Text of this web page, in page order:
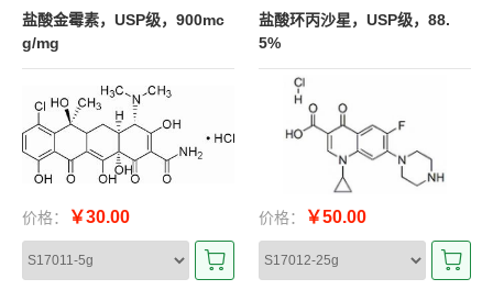
盐酸金霉素，USP级，900mc
g/mg
价格： ￥30.00
盐酸环丙沙星，USP级，88.
5%
价格： ￥50.00